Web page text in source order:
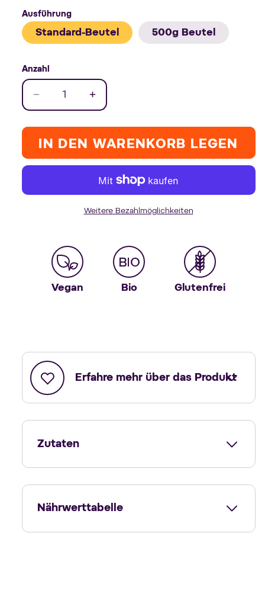
Ausführung
Standard-Beutel 500g Beutel
Anzahl
Verringere
die
Menge
für
Kichererbsen
&amp;
Erhöhe
die
Menge
für
Kichererbsen
Salt
&amp;
Pepper
IN DEN WARENKORB LEGEN
Weitere Bezahlmöglichkeiten
Vegan Bio Glutenfrei
Erfahre mehr über das Produkt
Zutaten
Nährwerttabelle